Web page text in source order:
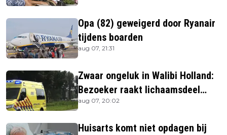
Opa (82) geweigerd door Ryanair
tijdens boarden
aug 07, 21:31
Zwaar ongeluk in Walibi Holland:
Bezoeker raakt lichaamsdeel
kwijt
aug 07, 20:02
Huisarts komt niet opdagen bij